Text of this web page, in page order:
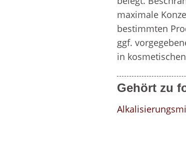
maximale
bestimmten
ggf.
in
Gehört zu